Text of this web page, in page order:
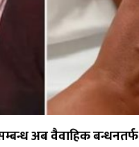
अब वैवाहिक बन्धनतर्फ